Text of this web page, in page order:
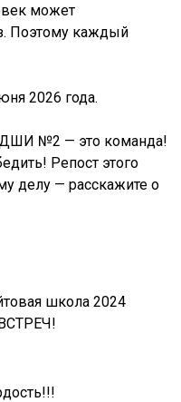
может
Поэтому каждый
2026 года.
ДШИ №2 — это команда!
Репост этого
делу — расскажите о
школа 2024